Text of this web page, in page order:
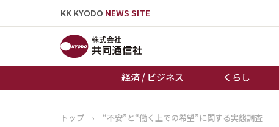
KK KYODO NEWS SITE
経済 / ビジネス くらし
トップページ
トップ › “不安”と“働く上での希望”に関する実態調査